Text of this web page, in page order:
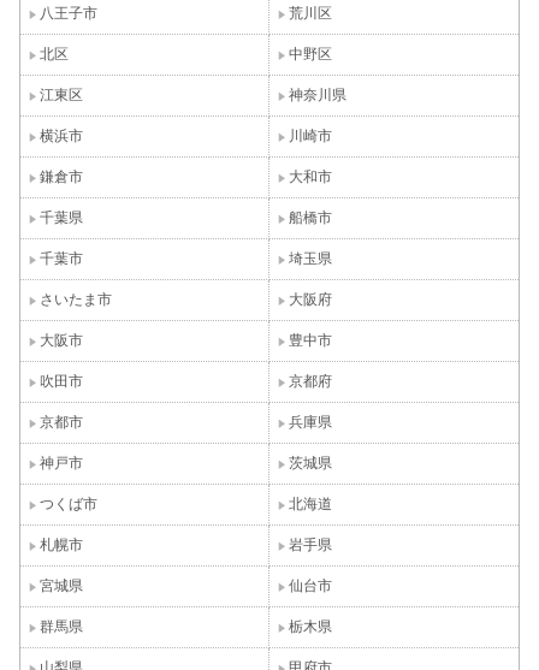
八王子市 荒川区
北区 中野区
江東区 神奈川県
横浜市 川崎市
鎌倉市 大和市
千葉県 船橋市
千葉市 埼玉県
さいたま市 大阪府
大阪市 豊中市
吹田市 京都府
京都市 兵庫県
神戸市 茨城県
つくば市 北海道
札幌市 岩手県
宮城県 仙台市
群馬県 栃木県